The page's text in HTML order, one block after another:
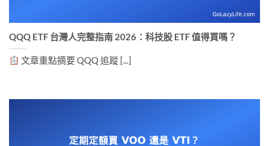
QQQ ETF 台灣人完整指南 2026：科技股 ETF 值得買嗎？
文章重點摘要 QQQ 追蹤 [...]